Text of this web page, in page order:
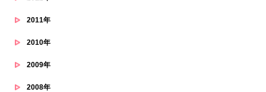
2011年
2010年
2009年
2008年